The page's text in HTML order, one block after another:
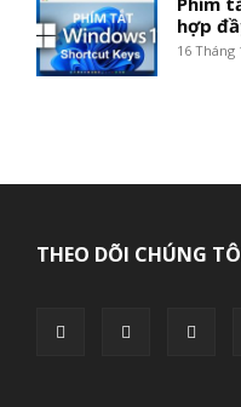
hợp
16 Tháng
THEO DÕI CHÚNG